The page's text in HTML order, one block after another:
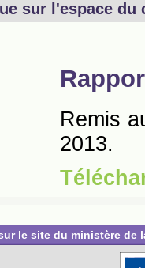
le site du ministère de